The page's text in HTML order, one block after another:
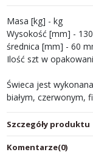
Masa [kg] - kg
Wysokość [mm] -
średnica [mm] - 60
Ilość szt w
Świeca jest
białym, czerwonym,
Szczegóły produktu
Komentarze(0)